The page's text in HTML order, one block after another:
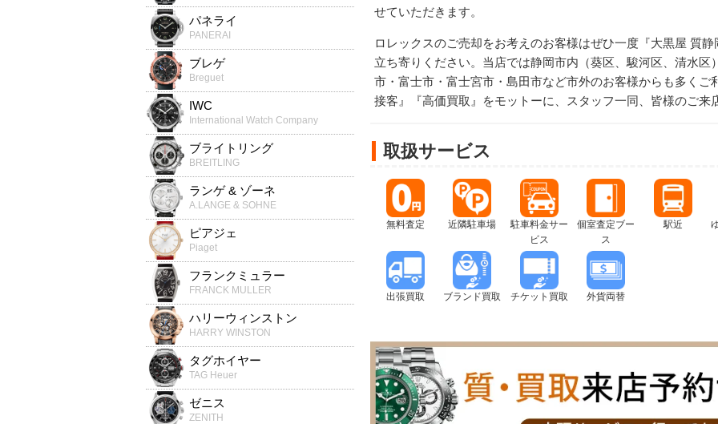
せていただきます。
ロレックスのご売却をお考えのお客様はぜひ一度『大黒屋 質
立ち寄りください。当店では静岡市内（葵区、駿河区、清水
市・富士市・富士宮市・島田市など市外のお客様からも多く
接客』『高価買取』をモットーに、スタッフ一同、皆様のご来
取扱サービス
無料査定 近隣駐車場
駐車料金サー
ビス
個室査定ブー
ス
駅近
出張買取 ブランド買取 チケット買取 外貨両替
パネライ
PANERAI
ブレゲ
Breguet
IWC
International Watch Company
ブライトリング
BREITLING
ランゲ & ゾーネ
A.LANGE & SOHNE
ピアジェ
Piaget
フランクミュラー
FRANCK MULLER
ハリーウィンストン
HARRY WINSTON
タグホイヤー
TAG Heuer
ゼニス
ZENITH